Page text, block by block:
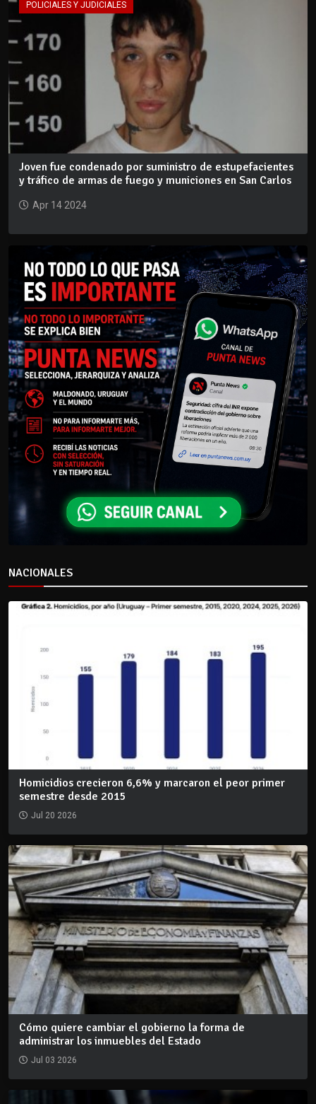
POLICIALES Y JUDICIALES
Joven fue condenado por suministro de estupefacientes
y tráfico de armas de fuego y municiones en San Carlos
Apr 14 2024
NACIONALES
Homicidios crecieron 6,6% y marcaron el peor primer
semestre desde 2015
Jul 20 2026
Cómo quiere cambiar el gobierno la forma de
administrar los inmuebles del Estado
Jul 03 2026